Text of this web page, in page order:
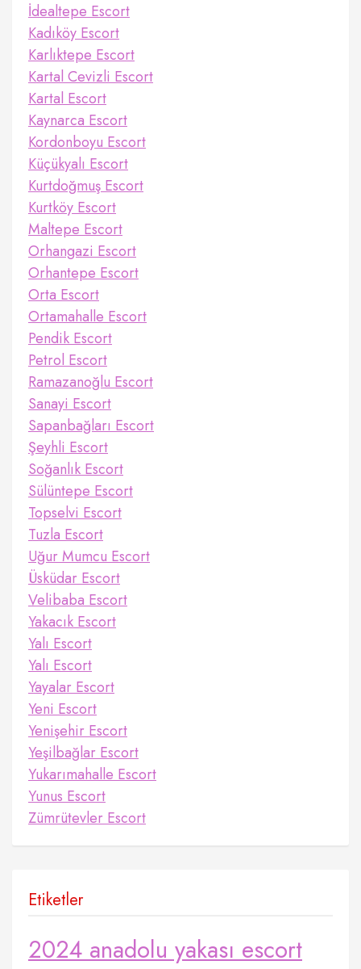
İdealtepe Escort
Kadıköy Escort
Karlıktepe Escort
Kartal Cevizli Escort
Kartal Escort
Kaynarca Escort
Kordonboyu Escort
Küçükyalı Escort
Kurtdoğmuş Escort
Kurtköy Escort
Maltepe Escort
Orhangazi Escort
Orhantepe Escort
Orta Escort
Ortamahalle Escort
Pendik Escort
Petrol Escort
Ramazanoğlu Escort
Sanayi Escort
Sapanbağları Escort
Şeyhli Escort
Soğanlık Escort
Sülüntepe Escort
Topselvi Escort
Tuzla Escort
Uğur Mumcu Escort
Üsküdar Escort
Velibaba Escort
Yakacık Escort
Yalı Escort
Yalı Escort
Yayalar Escort
Yeni Escort
Yenişehir Escort
Yeşilbağlar Escort
Yukarımahalle Escort
Yunus Escort
Zümrütevler Escort
Etiketler
2024 anadolu yakası escort